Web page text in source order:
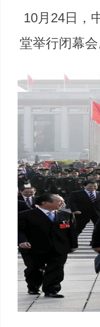
10月24日，
堂举行闭幕